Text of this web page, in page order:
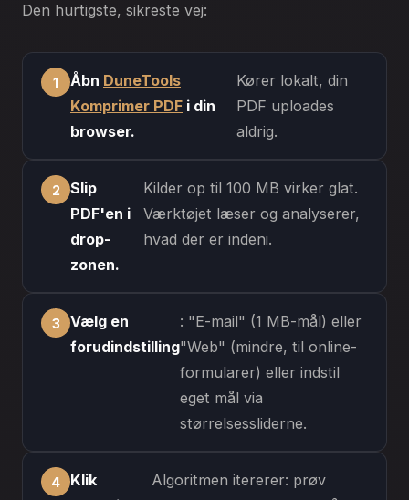
Den hurtigste, sikreste vej:
Åbn DuneTools
Komprimer PDF i din
browser.
Kører lokalt, din
PDF uploades
aldrig.
Slip
PDF'en i
drop-
zonen.
Kilder op til 100 MB virker glat.
Værktøjet læser og analyserer,
hvad der er indeni.
Vælg en
forudindstilling
: "E-mail" (1 MB-mål) eller
"Web" (mindre, til online-
formularer) eller indstil
eget mål via
størrelsessliderne.
Klik
Algoritmen itererer: prøv